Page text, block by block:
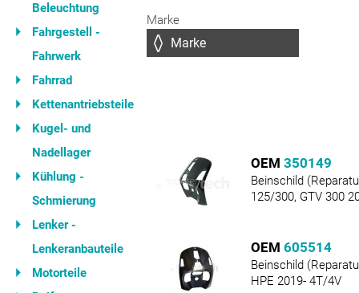
Beleuchtung
Fahrgestell -
Fahrwerk
Fahrrad
Kettenantriebsteile
Kugel- und
Nadellager
Kühlung -
Schmierung
Lenker -
Lenkeranbauteile
Motorteile
Marke
OEM 350149
Beinschild
125/300, GTV 300
OEM 605514
Beinschild
HPE 2019- 4T/4V